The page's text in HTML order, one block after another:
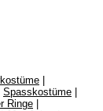
Spasskostüme
Ringe